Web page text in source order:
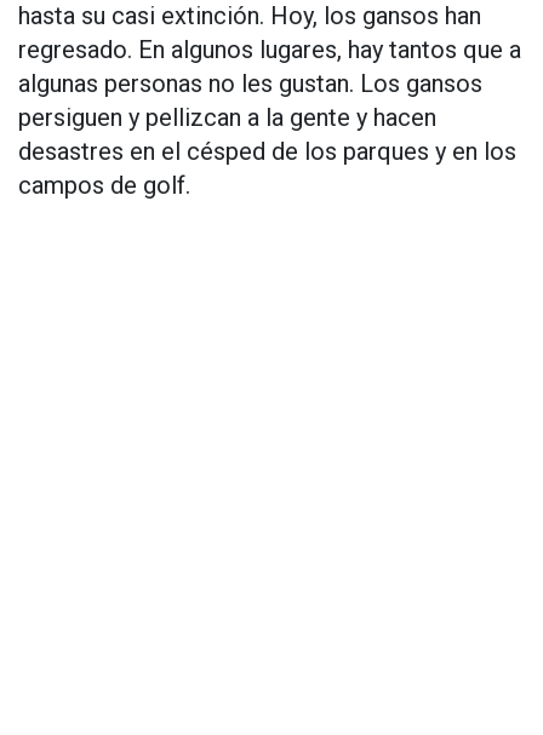
hasta su casi extinción. Hoy, los gansos han
regresado. En algunos lugares, hay tantos que a
algunas personas no les gustan. Los gansos
persiguen y pellizcan a la gente y hacen
desastres en el césped de los parques y en los
campos de golf.